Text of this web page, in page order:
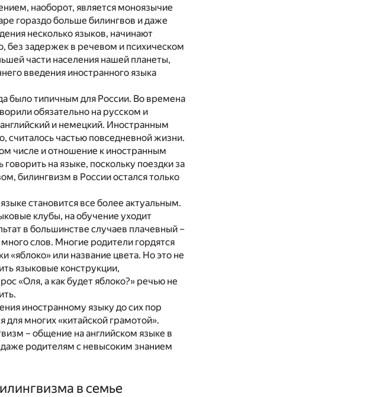
наоборот, является моноязычие
гораздо больше билингвов и даже
несколько языков, начинают
без задержек в речевом и психическом
части населения нашей планеты,
введения иностранного языка
было типичным для России. Во времена
обязательно на русском и
и немецкий. Иностранным
считалось частью повседневной жизни.
числе и отношение к иностранным
на языке, поскольку поездки за
билингвизм в России остался только
становится все более актуальным.
клубы, на обучение уходит
в большинстве случаев плачевный –
слов. Многие родители гордятся
«яблоко» или название цвета. Но это не
языковые конструкции,
«Оля, а как будет яблоко?» речью не
иностранному языку до сих пор
для многих «китайской грамотой».
– общение на английском языке в
даже родителям с невысоким знанием
в семье